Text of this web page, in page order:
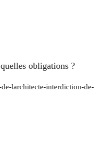
obligations ?
larchitecte-interdiction-de-